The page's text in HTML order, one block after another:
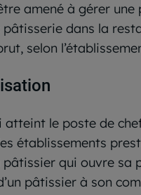
amené à gérer
dans la
selon
atteint le poste de
établissements
qui ouvre
pâtissier à son